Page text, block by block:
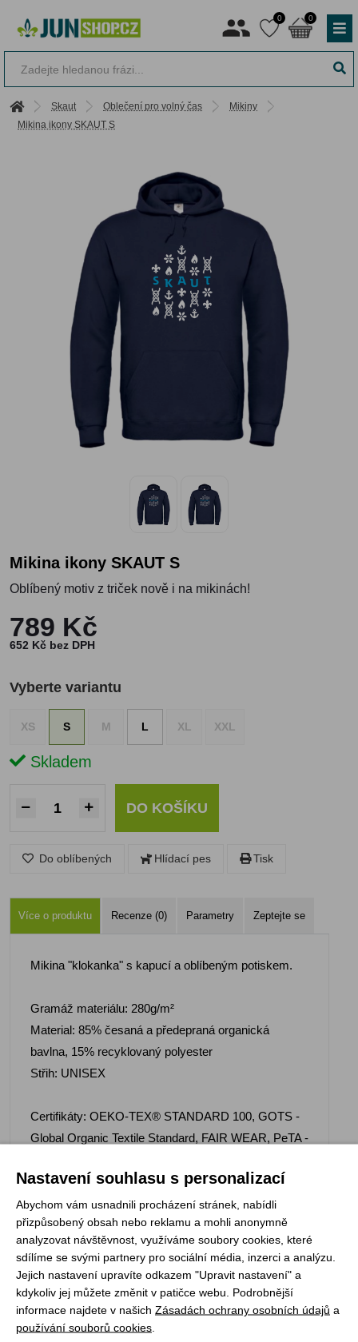
0 0
Skaut Oblečení pro volný čas
Mikiny
Mikina ikony SKAUT S
Mikina ikony SKAUT S
Oblíbený motiv z triček nově i na mikinách!
789 Kč
652 Kč bez DPH
Vyberte variantu
XS S M L XL XXL
Skladem
DO KOŠÍKU
Do oblíbených Hlídací pes Tisk
Více o produktu Recenze (0) Parametry Zeptejte se
Mikina "klokanka" s kapucí a oblíbeným potiskem.
Gramáž materiálu: 280g/m²
Material: 85% česaná a předepraná organická
bavlna, 15% recyklovaný polyester
Střih: UNISEX
Certifikáty: OEKO-TEX® STANDARD 100, GOTS -
Global Organic Textile Standard, FAIR WEAR, PeTA -
Registrujte se k odběru newsletteru a už Vám
nic neunikne
ODEBÍRAT
Nastavení souhlasu s personalizací
Abychom vám usnadnili procházení stránek, nabídli
přizpůsobený obsah nebo reklamu a mohli anonymně
analyzovat návštěvnost, využíváme soubory cookies, které
sdílíme se svými partnery pro sociální média, inzerci a analýzu.
Jejich nastavení upravíte odkazem "Upravit nastavení" a
kdykoliv jej můžete změnit v patičce webu. Podrobnější
informace najdete v našich Zásadách ochrany osobních údajů a
používání souborů cookies